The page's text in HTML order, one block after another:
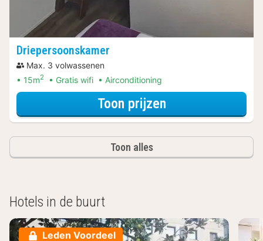
Driepersoonskamer
Max. 3 volwassenen
15m2 Gratis wifi Airconditioning
Toon prijzenvoor
Toon alles
Hotels in de buurt
Leden Voordeel